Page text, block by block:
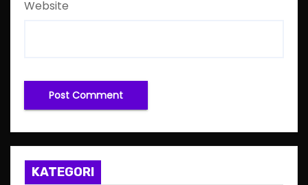
Website
KATEGORI